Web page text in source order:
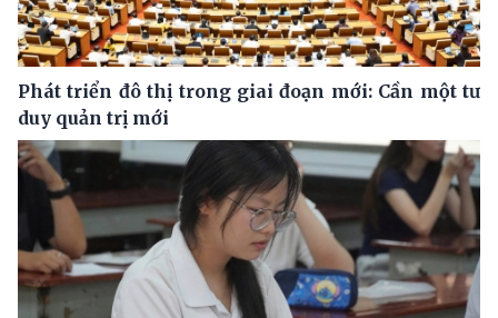
Phát triển đô thị trong giai đoạn mới: Cần một tư
duy quản trị mới